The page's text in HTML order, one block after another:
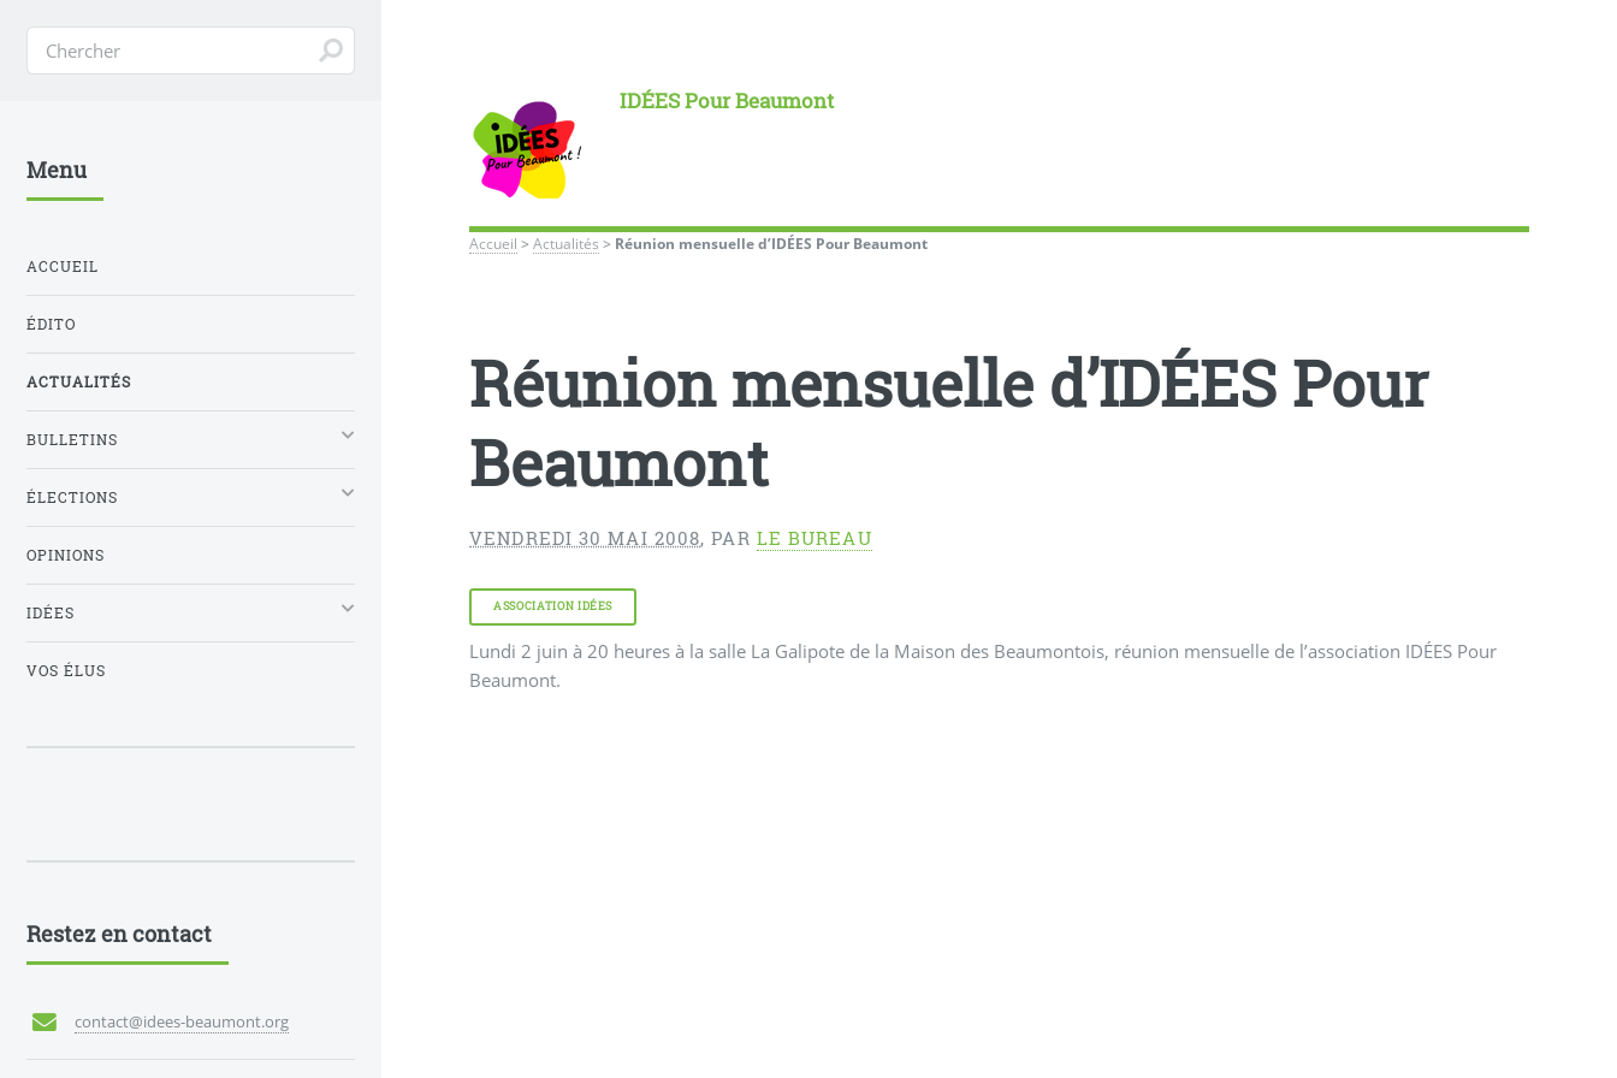
IDÉES Pour Beaumont
Accueil >Actualités > Réunion mensuelle d’IDÉES Pour Beaumont
Réunion mensuelle d’IDÉES Pour
Beaumont
VENDREDI 30 MAI 2008,PAR LE BUREAU
ASSOCIATION IDÉES
Lundi 2 juin à 20 heures à la salle La Galipote de la Maison des Beaumontois, réunion mensuelle de l’association IDÉES Pour
Beaumont.
Menu
ACCUEIL
ÉDITO
ACTUALITÉS
BULLETINS
ÉLECTIONS
OPINIONS
IDÉES
VOS ÉLUS
Restez en contact
contact@idees-beaumont.org